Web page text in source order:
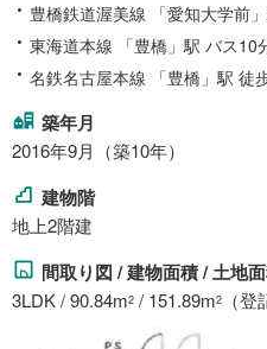
豊橋鉄道渥美線 「愛知大学前
東海道本線 「豊橋」駅 バス10
名鉄名古屋本線 「豊橋」駅 徒
築年月
2016年9月（築10年）
建物階
地上2階建
間取り図 / 建物面積 / 土地
3LDK / 90.84m2 / 151.89m2 （登